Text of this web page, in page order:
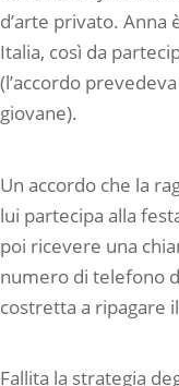
d’arte privato. Anna
Italia, così da
(l’accordo
giovane).
Un accordo che la
lui partecipa alla
poi ricevere una
numero di telefono
costretta a ripagare
Fallita la strategia